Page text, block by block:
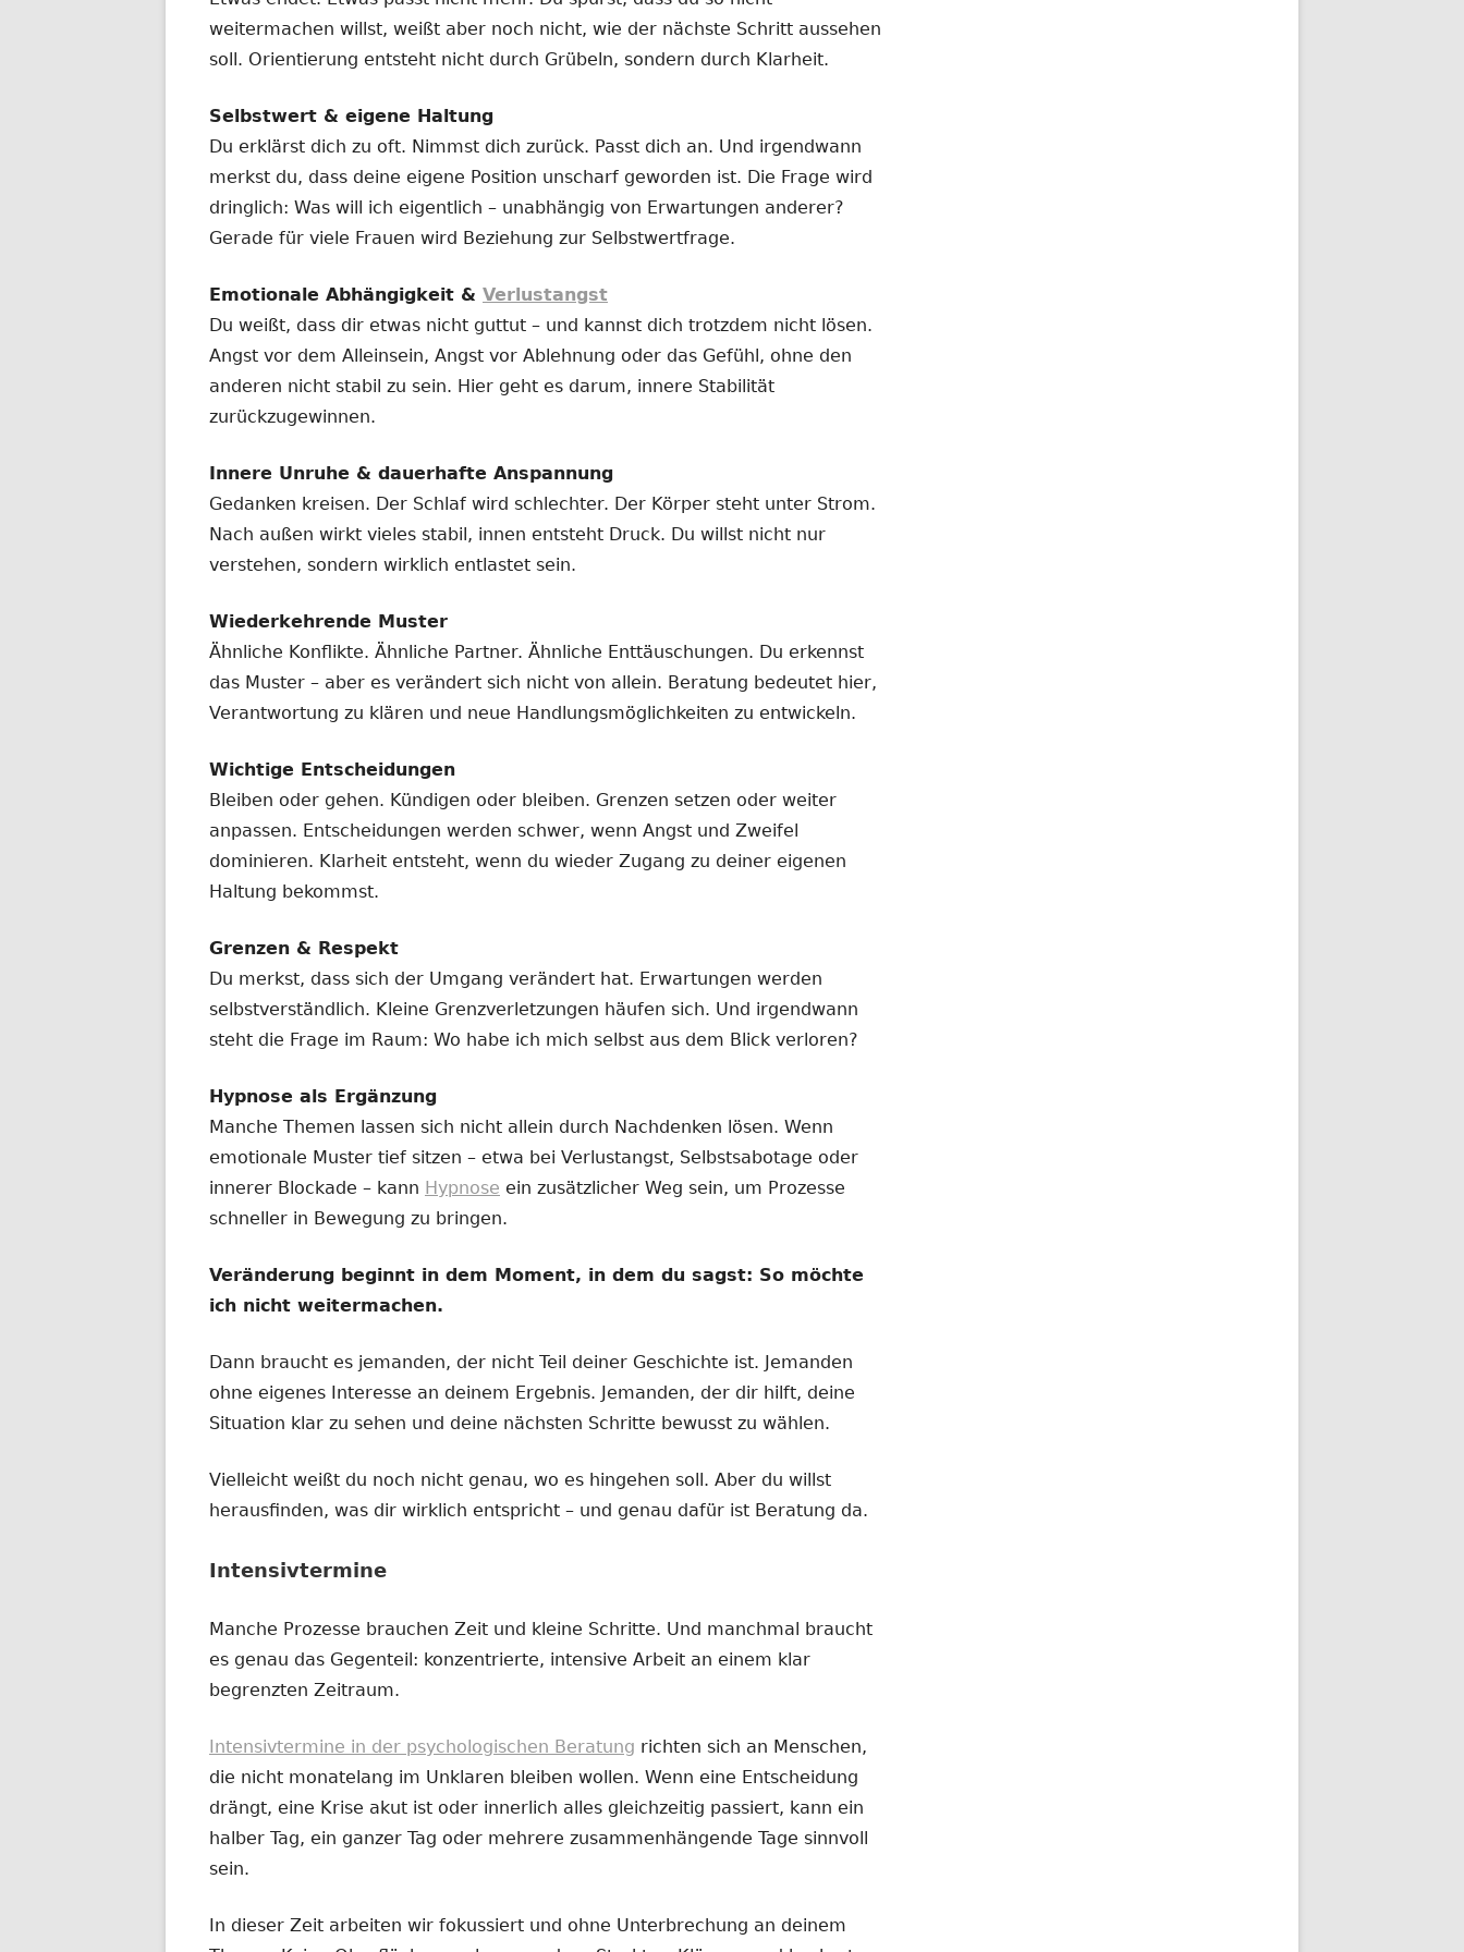
weitermachen willst, weißt aber noch nicht, wie der nächste Schritt aussehen
soll. Orientierung entsteht nicht durch Grübeln, sondern durch Klarheit.
Selbstwert & eigene Haltung
Du erklärst dich zu oft. Nimmst dich zurück. Passt dich an. Und irgendwann
merkst du, dass deine eigene Position unscharf geworden ist. Die Frage wird
dringlich: Was will ich eigentlich – unabhängig von Erwartungen anderer?
Gerade für viele Frauen wird Beziehung zur Selbstwertfrage.
Emotionale Abhängigkeit & Verlustangst
Du weißt, dass dir etwas nicht guttut – und kannst dich trotzdem nicht lösen.
Angst vor dem Alleinsein, Angst vor Ablehnung oder das Gefühl, ohne den
anderen nicht stabil zu sein. Hier geht es darum, innere Stabilität
zurückzugewinnen.
Innere Unruhe & dauerhafte Anspannung
Gedanken kreisen. Der Schlaf wird schlechter. Der Körper steht unter Strom.
Nach außen wirkt vieles stabil, innen entsteht Druck. Du willst nicht nur
verstehen, sondern wirklich entlastet sein.
Wiederkehrende Muster
Ähnliche Konflikte. Ähnliche Partner. Ähnliche Enttäuschungen. Du erkennst
das Muster – aber es verändert sich nicht von allein. Beratung bedeutet hier,
Verantwortung zu klären und neue Handlungsmöglichkeiten zu entwickeln.
Wichtige Entscheidungen
Bleiben oder gehen. Kündigen oder bleiben. Grenzen setzen oder weiter
anpassen. Entscheidungen werden schwer, wenn Angst und Zweifel
dominieren. Klarheit entsteht, wenn du wieder Zugang zu deiner eigenen
Haltung bekommst.
Grenzen & Respekt
Du merkst, dass sich der Umgang verändert hat. Erwartungen werden
selbstverständlich. Kleine Grenzverletzungen häufen sich. Und irgendwann
steht die Frage im Raum: Wo habe ich mich selbst aus dem Blick verloren?
Hypnose als Ergänzung
Manche Themen lassen sich nicht allein durch Nachdenken lösen. Wenn
emotionale Muster tief sitzen – etwa bei Verlustangst, Selbstsabotage oder
innerer Blockade – kann Hypnose ein zusätzlicher Weg sein, um Prozesse
schneller in Bewegung zu bringen.
Veränderung beginnt in dem Moment, in dem du sagst: So möchte
ich nicht weitermachen.
Dann braucht es jemanden, der nicht Teil deiner Geschichte ist. Jemanden
ohne eigenes Interesse an deinem Ergebnis. Jemanden, der dir hilft, deine
Situation klar zu sehen und deine nächsten Schritte bewusst zu wählen.
Vielleicht weißt du noch nicht genau, wo es hingehen soll. Aber du willst
herausfinden, was dir wirklich entspricht – und genau dafür ist Beratung da.
Intensivtermine
Manche Prozesse brauchen Zeit und kleine Schritte. Und manchmal braucht
es genau das Gegenteil: konzentrierte, intensive Arbeit an einem klar
begrenzten Zeitraum.
Intensivtermine in der psychologischen Beratung richten sich an Menschen,
die nicht monatelang im Unklaren bleiben wollen. Wenn eine Entscheidung
drängt, eine Krise akut ist oder innerlich alles gleichzeitig passiert, kann ein
halber Tag, ein ganzer Tag oder mehrere zusammenhängende Tage sinnvoll
sein.
In dieser Zeit arbeiten wir fokussiert und ohne Unterbrechung an deinem